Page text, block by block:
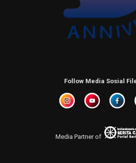
Follow Media Sosial
Media Partner of